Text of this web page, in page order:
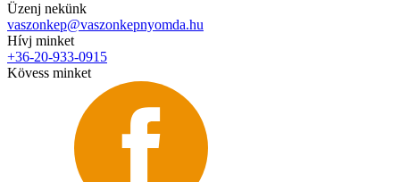
Üzenj nekünk
vaszonkep@vaszonkepnyomda.hu
Hívj minket
+36-20-933-0915
Kövess minket